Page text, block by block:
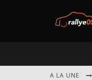
A LA UNE